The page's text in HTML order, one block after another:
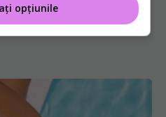
Principalele cauze
și practici de îngrijire
opțiunile